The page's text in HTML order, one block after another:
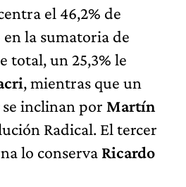
el 46,2% de
la sumatoria de
total, un 25,3% le
, mientras que un
se inclinan por Martín
Radical. El tercer
lo conserva Ricardo